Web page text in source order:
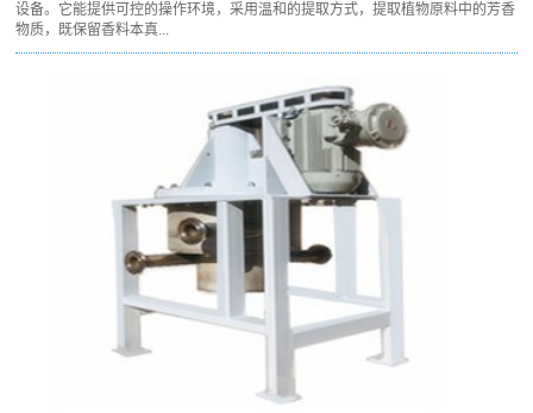
设备。它能提供可控的操作环境，采用温和的提取方式，提取植物原料中的芳香
物质，既保留香料本真...